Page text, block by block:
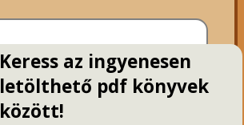
Keress az ingyenesen
letölthető pdf könyvek
között!